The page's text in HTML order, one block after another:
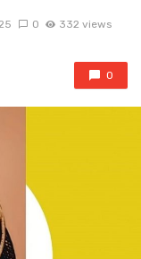
0 332 views
0